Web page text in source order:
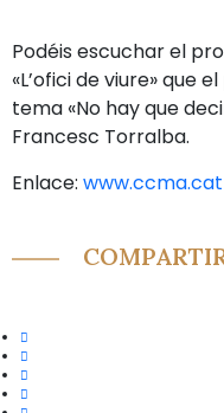
Podéis escuchar el
«L’ofici de viure» que
tema «No hay que
Francesc Torralba.
Enlace: www.ccma.cat